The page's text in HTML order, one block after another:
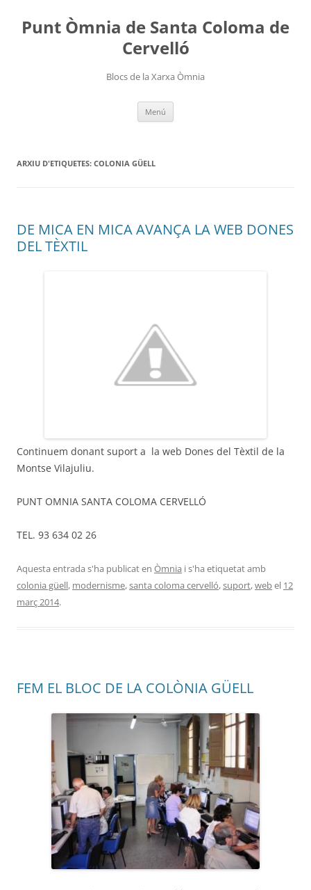
Punt Òmnia de Santa Coloma de
Cervelló
Blocs de la Xarxa Òmnia
Menú
ARXIU D'ETIQUETES: COLONIA GÜELL
DE MICA EN MICA AVANÇA LA WEB DONES
DEL TÈXTIL
Continuem donant suport a la web Dones del Tèxtil de la
Montse Vilajuliu.
PUNT OMNIA SANTA COLOMA CERVELLÓ
TEL. 93 634 02 26
Aquesta entrada s'ha publicat en Òmnia i s'ha etiquetat amb
colonia güell, modernisme,santa coloma cervelló,suport,webel 12
març 2014.
FEM EL BLOC DE LA COLÒNIA GÜELL